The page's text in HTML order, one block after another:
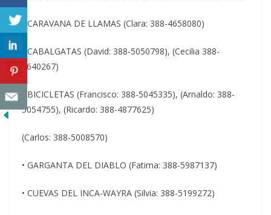
• CARAVANA DE LLAMAS (Clara: 388-4658080)
• CABALGATAS (David: 388-5050798), (Cecilia 388-
4640267)
• BICICLETAS (Francisco: 388-5045335), (Arnaldo: 388-
5054755), (Ricardo: 388-4877625)
(Carlos: 388-5008570)
• GARGANTA DEL DIABLO (Fatima: 388-5987137)
• CUEVAS DEL INCA-WAYRA (Silvia: 388-5199272)